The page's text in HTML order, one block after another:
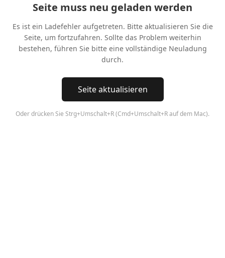
Seite muss neu geladen werden
Es ist ein Ladefehler aufgetreten. Bitte aktualisieren Sie die
Seite, um fortzufahren. Sollte das Problem weiterhin
bestehen, führen Sie bitte eine vollständige Neuladung
durch.
Seite aktualisieren
Oder drücken Sie Strg+Umschalt+R (Cmd+Umschalt+R auf dem Mac).